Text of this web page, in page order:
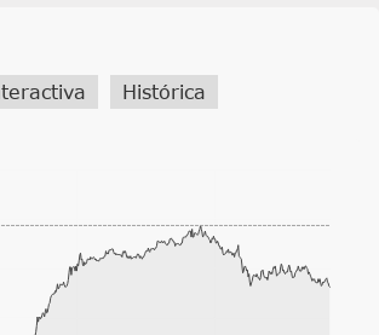
Histórica